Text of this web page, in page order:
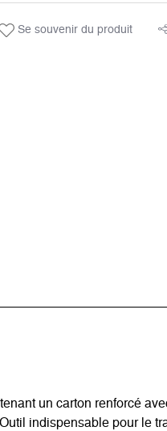
Se souvenir du produit
un carton renforcé
indispensable pour le